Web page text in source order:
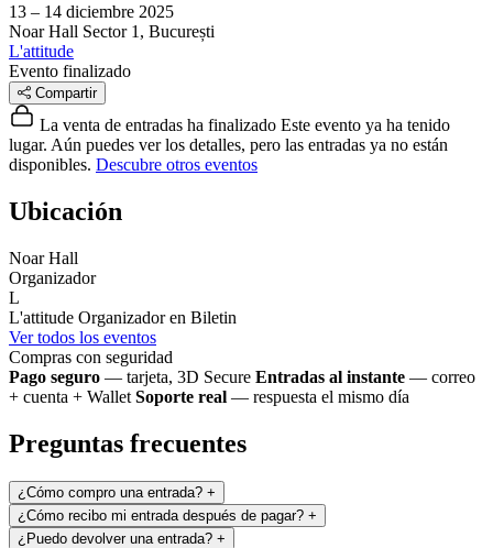
13 – 14 diciembre 2025
Noar Hall Sector 1, București
L'attitude
Evento finalizado
Compartir
La venta de entradas ha finalizado Este evento ya ha tenido
lugar. Aún puedes ver los detalles, pero las entradas ya no están
disponibles. Descubre otros eventos
Ubicación
Noar Hall
Organizador
L
L'attitude Organizador en Biletin
Ver todos los eventos
Compras con seguridad
Pago seguro — tarjeta, 3D Secure Entradas al instante — correo
+ cuenta + Wallet Soporte real — respuesta el mismo día
Preguntas frecuentes
¿Cómo compro una entrada? +
¿Cómo recibo mi entrada después de pagar? +
¿Puedo devolver una entrada? +